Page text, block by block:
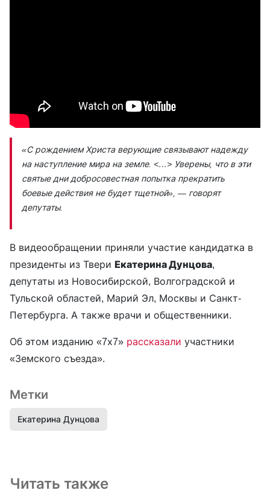
«С рождением Христа верующие связывают надежду
на наступление мира на земле. <…> Уверены, что в эти
святые дни добросовестная попытка прекратить
боевые действия не будет тщетной», — говорят
депутаты.
В видеообращении приняли участие кандидатка в
президенты из Твери Екатерина Дунцова,
депутаты из Новосибирской, Волгоградской и
Тульской областей, Марий Эл, Москвы и Санкт-
Петербурга. А также врачи и общественники.
Об этом изданию «7х7» рассказали участники
«Земского съезда».
Метки
Екатерина Дунцова
Читать также